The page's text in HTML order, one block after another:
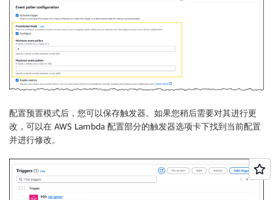
配置预置模式后，您可以保存触发器。如果您稍后需要对其进行更
改，可以在 AWS Lambda 配置部分的触发器选项卡下找到当前配置
并进行修改。